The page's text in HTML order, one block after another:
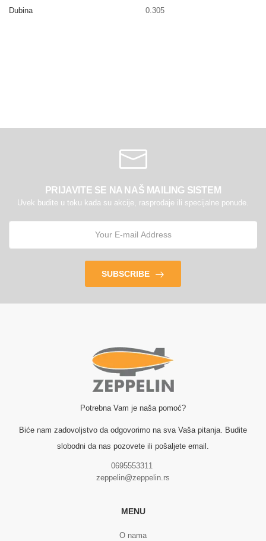
Dubina 0.305
PRIJAVITE SE NA NAŠ MAILING SISTEM
Uvek budite u toku kada su akcije, rasprodaje ili specijalne ponude.
SUBSCRIBE
Potrebna Vam je naša pomoć?
Biće nam zadovoljstvo da odgovorimo na sva Vaša pitanja. Budite
slobodni da nas pozovete ili pošaljete email.
0695553311
zeppelin@zeppelin.rs
MENU
O nama